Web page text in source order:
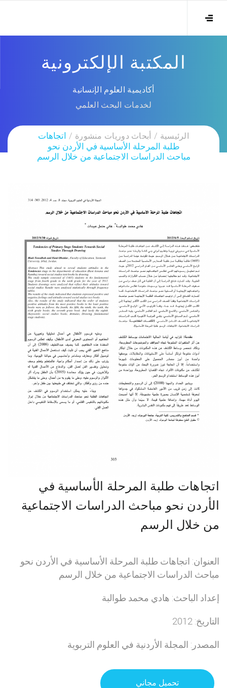
المكتبة الإلكترونية
أكاديمية العلوم الإنسانية
لخدمات البحث العلمي
الرئيسية أبحاث دوريات منشورة
اتجاهات
طلبة المرحلة الأساسية في الأردن نحو
مباحث الدراسات الاجتماعية من خلال الرسم
اتجاهات طلبة المرحلة الأساسية في
الأردن نحو مباحث الدراسات الاجتماعية
من خلال الرسم
العنوان: اتجاهات طلبة المرحلة الأساسية في الأردن نحو
مباحث الدراسات الاجتماعية من خلال الرسم
إعداد الباحث: هادي محمد طوالبة
التاريخ: 2012
المصدر: المجلة الأردنية في العلوم التربوية
تحميل مجاني